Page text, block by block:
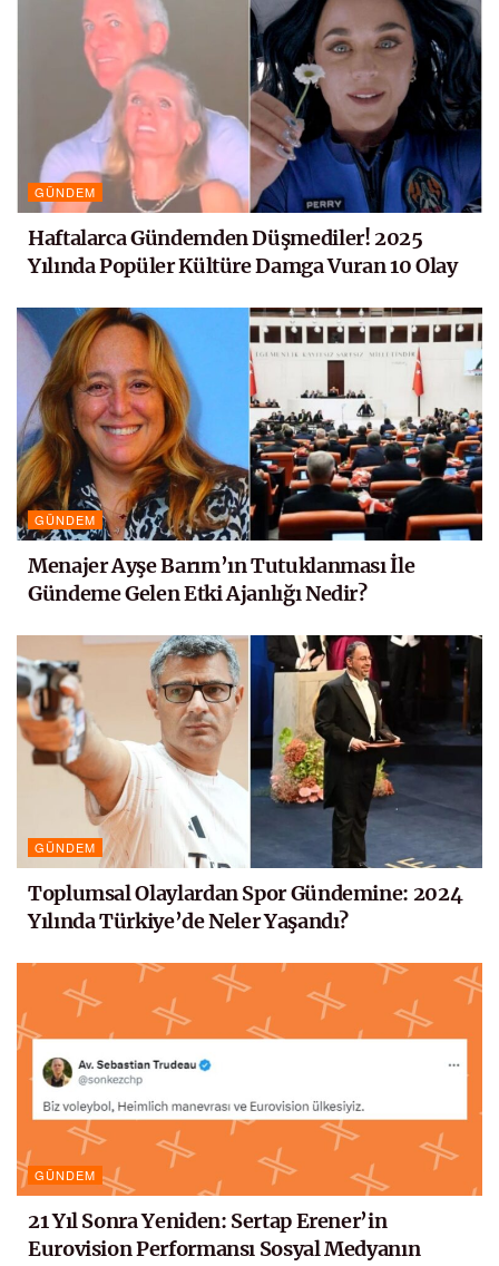
GÜNDEM
Haftalarca Gündemden Düşmediler! 2025
Yılında Popüler Kültüre Damga Vuran 10 Olay
GÜNDEM
Menajer Ayşe Barım’ın Tutuklanması İle
Gündeme Gelen Etki Ajanlığı Nedir?
GÜNDEM
Toplumsal Olaylardan Spor Gündemine: 2024
Yılında Türkiye’de Neler Yaşandı?
GÜNDEM
21 Yıl Sonra Yeniden: Sertap Erener’in
Eurovision Performansı Sosyal Medyanın